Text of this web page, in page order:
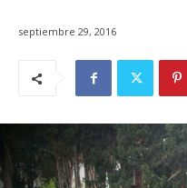
septiembre 29, 2016